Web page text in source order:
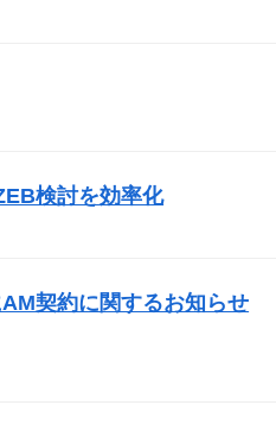
検討を効率化
契約に関するお知らせ